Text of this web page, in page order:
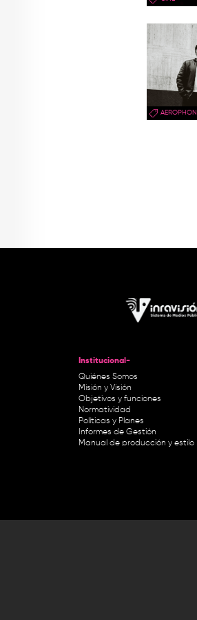
AEROPHON
Institucional-
Quiénes Somos
Misión y Visión
Objetivos y funciones
Normatividad
Políticas y Planes
Informes de Gestión
Manual de producción y estilo